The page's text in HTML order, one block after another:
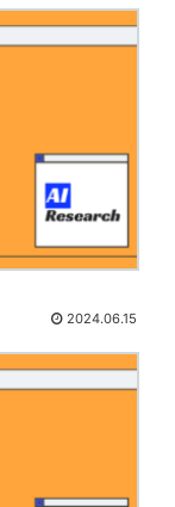
2024.06.15